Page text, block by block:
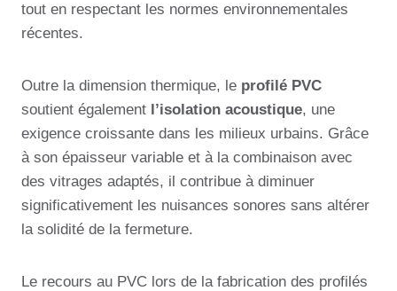
tout en respectant les normes environnementales
récentes.
Outre la dimension thermique, le profilé PVC
soutient également l’isolation acoustique, une
exigence croissante dans les milieux urbains. Grâce
à son épaisseur variable et à la combinaison avec
des vitrages adaptés, il contribue à diminuer
significativement les nuisances sonores sans altérer
la solidité de la fermeture.
Le recours au PVC lors de la fabrication des profilés